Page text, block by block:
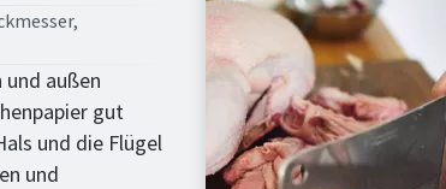
und außen
gut
und die Flügel
und